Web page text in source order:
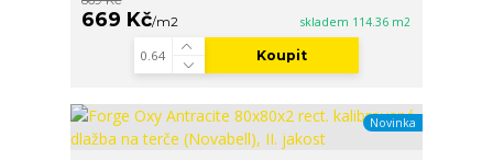
669 Kč/m2 skladem 114.36 m2
Koupit
Novinka